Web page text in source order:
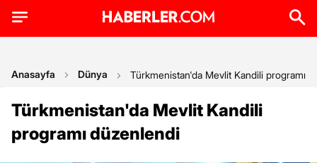
Anasayfa Dünya Türkmenistan'da Mevlit Kandili programı
Türkmenistan'da Mevlit Kandili
programı düzenlendi